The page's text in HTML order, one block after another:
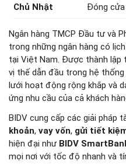
Chủ Nhật Đóng cửa
Ngân hàng TMCP Đầu tư và
trong những ngân hàng có
tại Việt Nam. Được thành lập
vị thế dẫn đầu trong hệ
lưới hoạt động rộng khắp và
ứng nhu cầu của cả khách
BIDV cung cấp các giải pháp
khoản, vay vốn, gửi tiết
hiện đại như BIDV
mọi nơi với tốc độ nhanh và